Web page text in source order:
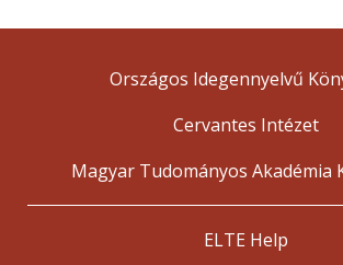
Országos Idegennyelvű
Cervantes Intézet
Magyar Tudományos Akadémia
ELTE Help